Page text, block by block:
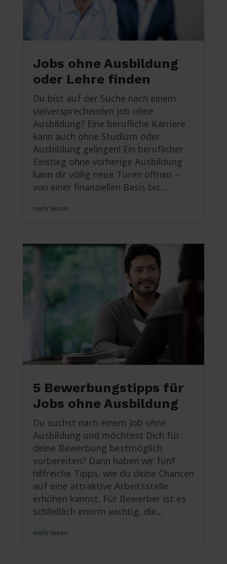
Jobs ohne Ausbildung
oder Lehre finden
Du bist auf der Suche nach einem
vielversprechenden Job ohne
Ausbildung? Eine berufliche Karriere
kann auch ohne Studium oder
Ausbildung gelingen! Ein beruflicher
Einstieg ohne vorherige Ausbildung
kann dir völlig neue Türen öffnen –
von einer finanziellen Basis bis...
mehr lesen
5 Bewerbungstipps für
Jobs ohne Ausbildung
Du suchst nach einem Job ohne
Ausbildung und möchtest Dich für
deine Bewerbung bestmöglich
vorbereiten? Dann haben wir fünf
hilfreiche Tipps, wie du deine Chancen
auf eine attraktive Arbeitsstelle
erhöhen kannst. Für Bewerber ist es
schließlich enorm wichtig, die...
mehr lesen